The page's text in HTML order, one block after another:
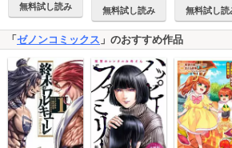
無料試し読み 無料試し読み 無料試し読
「 ゼノンコミックス 」のおすすめ作品